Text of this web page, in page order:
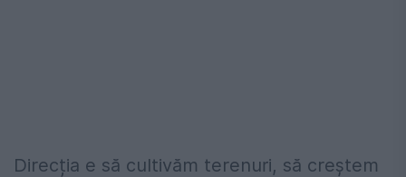
Direcția e să cultivăm terenuri, să creștem